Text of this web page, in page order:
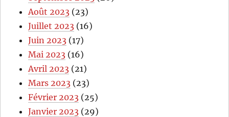
Août 2023 (23)
Juillet 2023 (16)
Juin 2023 (17)
Mai 2023 (16)
Avril 2023 (21)
Mars 2023 (23)
Février 2023 (25)
Janvier 2023 (29)